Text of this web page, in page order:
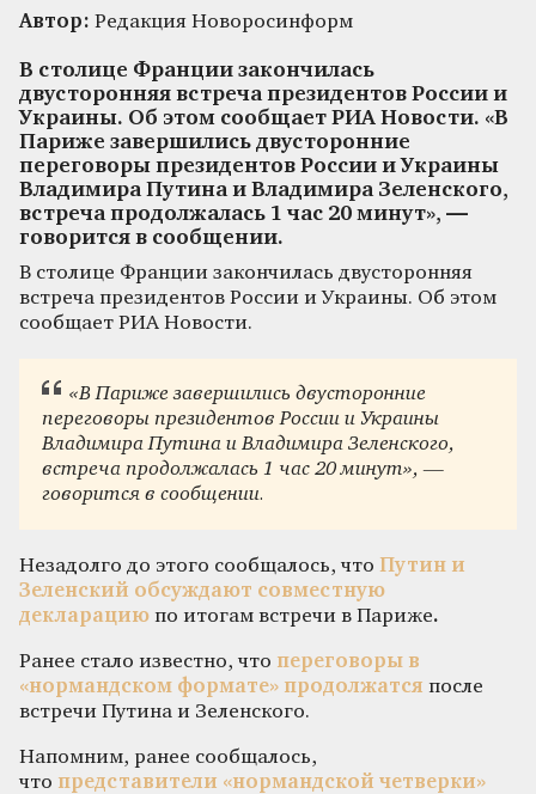
Автор: Редакция Новоросинформ
В столице Франции закончилась
двусторонняя встреча президентов России и
Украины. Об этом сообщает РИА Новости. «В
Париже завершились двусторонние
переговоры президентов России и Украины
Владимира Путина и Владимира Зеленского,
встреча продолжалась 1 час 20 минут», —
говорится в сообщении.
В столице Франции закончилась двусторонняя
встреча президентов России и Украины. Об этом
сообщает РИА Новости.
«В Париже завершились двусторонние
переговоры президентов России и Украины
Владимира Путина и Владимира Зеленского,
встреча продолжалась 1 час 20 минут», —
говорится в сообщении.
Незадолго до этого сообщалось, что Путин и
Зеленский обсуждают совместную
декларацию по итогам встречи в Париже.
Ранее стало известно, что переговоры в
«нормандском формате» продолжатся после
встречи Путина и Зеленского.
Напомним, ранее сообщалось,
что представители «нормандской четверки»